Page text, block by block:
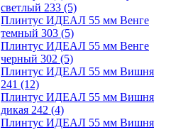
светлый 233 (5)
Плинтус ИДЕАЛ 55 мм Венге
темный 303 (5)
Плинтус ИДЕАЛ 55 мм Венге
черный 302 (5)
Плинтус ИДЕАЛ 55 мм Вишня
241 (12)
Плинтус ИДЕАЛ 55 мм Вишня
дикая 242 (4)
Плинтус ИДЕАЛ 55 мм Вишня